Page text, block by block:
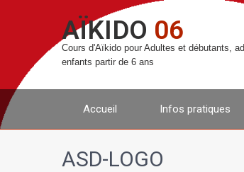
AÏKIDO 06
Cours d'Aïkido pour Adultes et débutants,
enfants partir de 6 ans
Accueil Infos pratiques
ASD-LOGO